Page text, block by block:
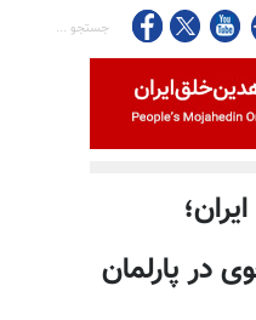
در پارلمان